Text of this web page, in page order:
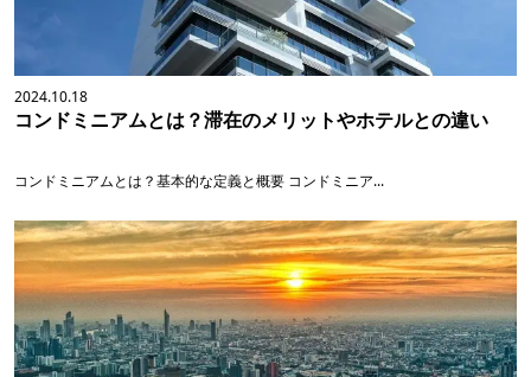
2024.10.18
コンドミニアムとは？滞在のメリットやホテルとの違い
コンドミニアムとは？基本的な定義と概要 コンドミニア...